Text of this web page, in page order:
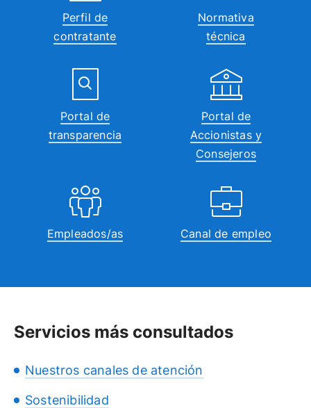
Perfil de
contratante
Normativa
técnica
Portal de
transparencia
Portal de
Accionistas y
Consejeros
Empleados/as Canal de empleo
Servicios más consultados
Nuestros canales de atención
Sostenibilidad